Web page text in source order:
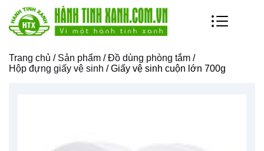
Trang chủ / Sản phẩm /Đồ dùng phòng tắm /
Hộp đựng giấy vệ sinh / Giấy vệ sinh cuộn lớn 700g